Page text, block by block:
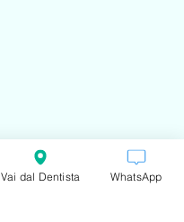
Vai dal Dentista WhatsApp